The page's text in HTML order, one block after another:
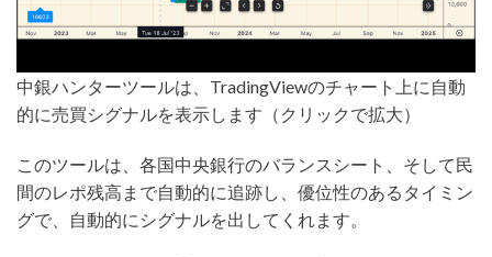
中銀ハンターツールは、TradingViewのチャート上に自動
的に売買シグナルを表示します（クリックで拡大）
このツールは、各国中央銀行のバランスシート、そして民
間のレポ残高まで自動的に追跡し、優位性のあるタイミン
グで、自動的にシグナルを出してくれます。